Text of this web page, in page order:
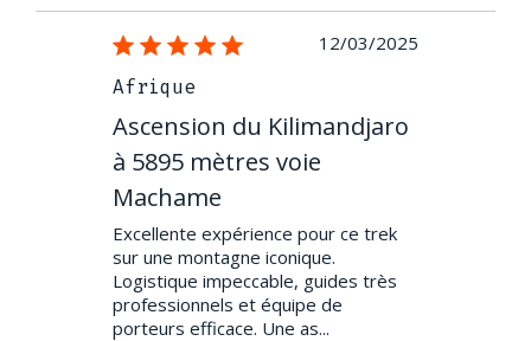
12/03/2025
Afrique
Ascension du Kilimandjaro
à 5895 mètres voie
Machame
Excellente expérience pour ce trek
sur une montagne iconique.
Logistique impeccable, guides très
professionnels et équipe de
porteurs efficace. Une as...